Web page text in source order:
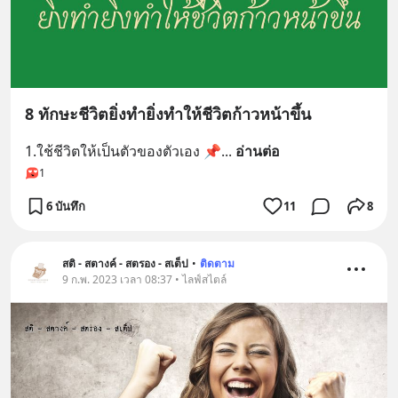
8 ทักษะชีวิตยิ่งทำยิ่งทำให้ชีวิตก้าวหน้าขึ้น
1.ใช้ชีวิตให้เป็นตัวของตัวเอง 📌... อ่านต่อ
1
6 บันทึก 11 8
สติ - สตางค์ - สตรอง - สเต็ป • ติดตาม
9 ก.พ. 2023 เวลา 08:37 • ไลฟ์สไตล์